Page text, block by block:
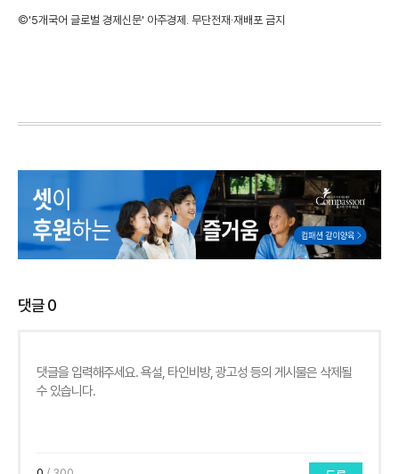
©'5개국어 글로벌 경제신문' 아주경제. 무단전재·재배포 금지
댓글0